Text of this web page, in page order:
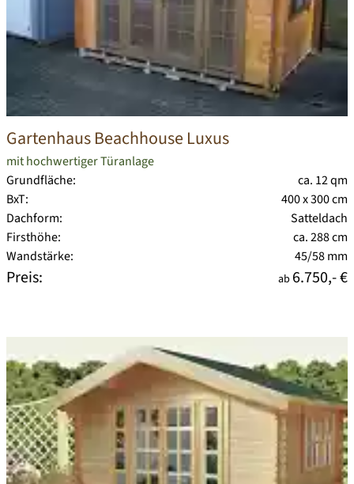
Gartenhaus Beachhouse Luxus
mit hochwertiger Türanlage
Grundfläche:
ca. 12 qm
BxT:
400 x 300 cm
Dachform:
Satteldach
Firsthöhe:
ca. 288 cm
Wandstärke:
45/58 mm
Preis: ab 6.750,- €